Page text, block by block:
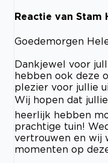
Reactie van Stam
Goedemorgen
Dankjewel voor
hebben ook deze
plezier voor jullie
Wij hopen dat
heerlijk hebben
prachtige tuin!
vertrouwen en wij
momenten op